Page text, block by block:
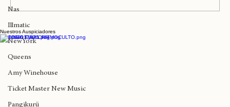
Big Daddy Kane
Nas
Illmatic
NewYork
Queens
Amy Winehouse
Ticket Master New Music
Hoy es el aniversario de La Santa C
Breaking
Nuestros Auspiciadores